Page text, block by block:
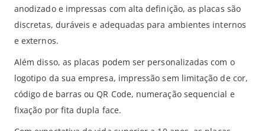
anodizado e impressas com alta definição, as placas são
discretas, duráveis e adequadas para ambientes internos
e externos.
Além disso, as placas podem ser personalizadas com o
logotipo da sua empresa, impressão sem limitação de cor,
código de barras ou QR Code, numeração sequencial e
fixação por fita dupla face.